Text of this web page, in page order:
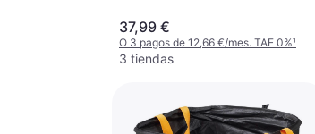
37,99 €
O 3 pagos de 12,66 €/mes. TAE 0%¹
3 tiendas